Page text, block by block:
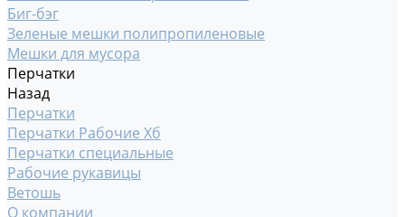
Биг-бэг
Зеленые мешки полипропиленовые
Мешки для мусора
Перчатки
Назад
Перчатки
Перчатки Рабочие Хб
Перчатки специальные
Рабочие рукавицы
Ветошь
О компании